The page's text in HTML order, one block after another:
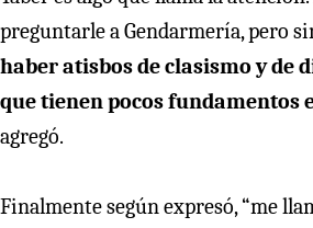
preguntarle a Gendarmería, pero
haber atisbos de clasismo y de
que tienen pocos fundamentos
agregó.
Finalmente según expresó, “me